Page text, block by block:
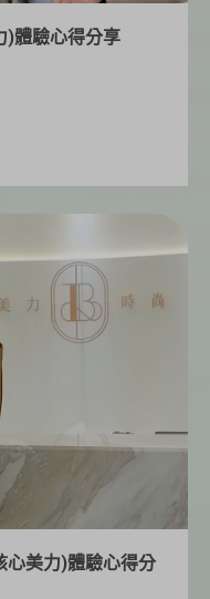
)體驗心得分享
心美力)體驗心得分